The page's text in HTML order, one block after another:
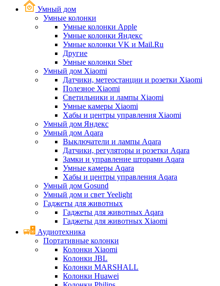
Умный дом
Умные колонки
Умные колонки Apple
Умные колонки Яндекс
Умные колонки VK и Mail.Ru
Другие
Умные колонки Sber
Умный дом Xiaomi
Датчики, метеостанции и розетки Xiaomi
Полезное Xiaomi
Светильники и лампы Xiaomi
Умные камеры Xiaomi
Хабы и центры управления Xiaomi
Умный дом Яндекс
Умный дом Aqara
Выключатели и лампы Aqara
Датчики, регуляторы и розетки Aqara
Замки и управление шторами Aqara
Умные камеры Aqara
Хабы и центры управления Aqara
Умный дом Gosund
Умный дом и свет Yeelight
Гаджеты для животных
Гаджеты для животных Aqara
Гаджеты для животных Xiaomi
Аудиотехника
Портативные колонки
Колонки Xiaomi
Колонки JBL
Колонки MARSHALL
Колонки Huawei